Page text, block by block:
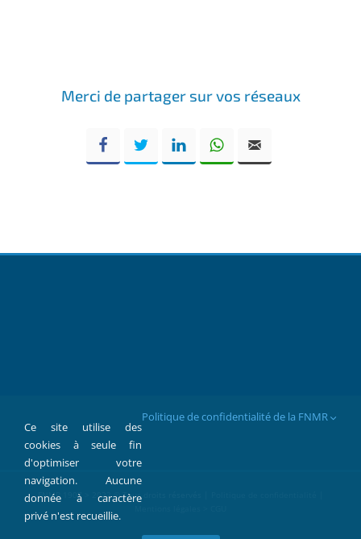
Merci de partager sur vos réseaux
FNMR 1907 > 2022 © Tous droits réservés |
Ce site utilise des
cookies à seule fin
d'optimiser votre
navigation. Aucune
donnée à caractère
privé n'est recueillie.
Politique de confidentialité de la FNMR